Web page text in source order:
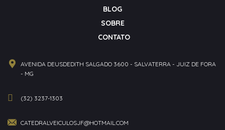
BLOG
SOBRE
CONTATO
AVENIDA DEUSDEDITH SALGADO 3600 - SALVATERRA - JUIZ DE FORA
- MG
(32) 3237-1303
CATEDRALVEICULOSJF@HOTMAIL.COM